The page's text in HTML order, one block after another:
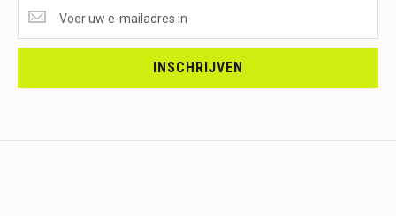
ONTVANGEN?
<br>SCHRIJF
INSCHRIJVEN